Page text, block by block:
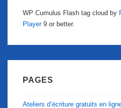
WP Cumulus Flash tag cloud by
Player9 or better.
PAGES
Ateliers d’écriture gratuits en